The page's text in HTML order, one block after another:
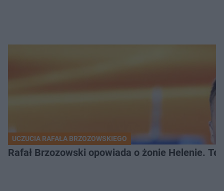
UCZUCIA RAFAŁA BRZOZOWSKIEGO
Rafał Brzozowski opowiada o żonie Helenie. Te